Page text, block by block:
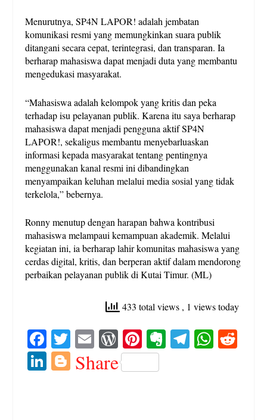
Menurutnya, SP4N LAPOR! adalah jembatan
komunikasi resmi yang memungkinkan suara publik
ditangani secara cepat, terintegrasi, dan transparan. Ia
berharap mahasiswa dapat menjadi duta yang membantu
mengedukasi masyarakat.
“Mahasiswa adalah kelompok yang kritis dan peka
terhadap isu pelayanan publik. Karena itu saya berharap
mahasiswa dapat menjadi pengguna aktif SP4N
LAPOR!, sekaligus membantu menyebarluaskan
informasi kepada masyarakat tentang pentingnya
menggunakan kanal resmi ini dibandingkan
menyampaikan keluhan melalui media sosial yang tidak
terkelola,” bebernya.
Ronny menutup dengan harapan bahwa kontribusi
mahasiswa melampaui kemampuan akademik. Melalui
kegiatan ini, ia berharap lahir komunitas mahasiswa yang
cerdas digital, kritis, dan berperan aktif dalam mendorong
perbaikan pelayanan publik di Kutai Timur. (ML)
433 total views , 1 views today
Fa
ce
bo
T
wi
tte
E
m
ail
W
or
d
Pi
nt
er
E Te W
Li Bl
Share